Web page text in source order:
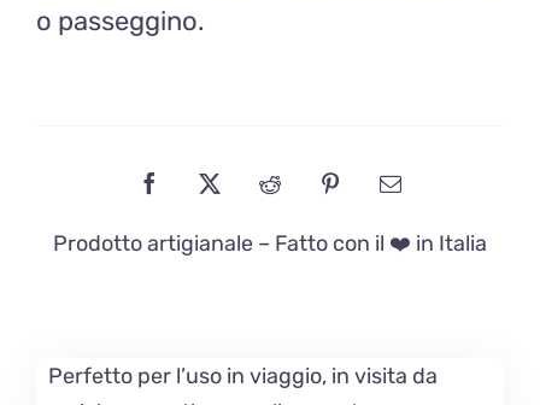
o passeggino.
Prodotto artigianale – Fatto con il ❤️ in Italia
Perfetto per l’uso in viaggio, in visita da